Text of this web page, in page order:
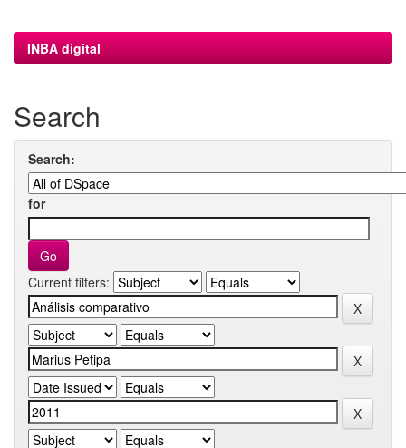
INBA digital
Search
Search:
for
Current filters: